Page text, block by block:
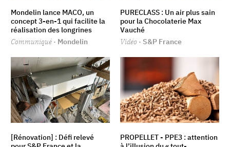
Mondelin lance MACO, un
concept 3-en-1 qui facilite la
réalisation des longrines
Communiqué · Mondelin
PURECLASS : Un air plus sain
pour la Chocolaterie Max
Vauché
Vidéo · S&P France
[Rénovation] : Défi relevé
PROPELLET - PPE3 : attention